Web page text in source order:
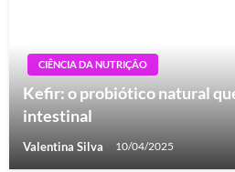
CIÊNCIA DA NUTRIÇÃO
Kefir: o probiótico natural
intestinal
Valentina Silva 10/04/2025